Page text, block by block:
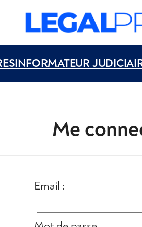
INFORMATEUR
Me
Email :